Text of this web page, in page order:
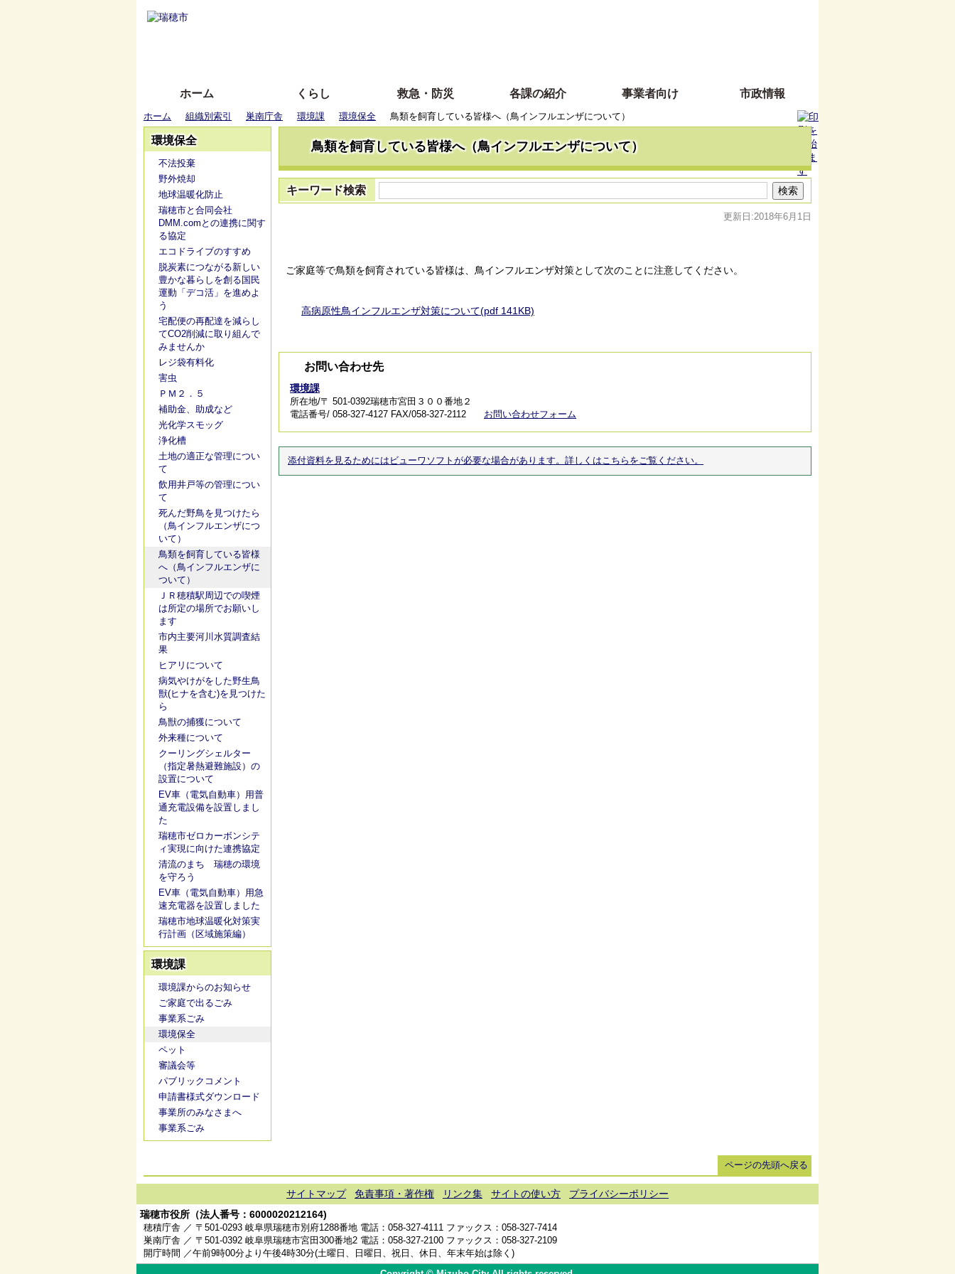
ホーム くらし 救急・防災 各課の紹介 事業者向け 市政情報
ホーム 組織別索引 巣南庁舎 環境課 環境保全 鳥類を飼育している皆様へ（鳥インフルエンザについて）
環境保全
不法投棄
野外焼却
地球温暖化防止
瑞穂市と合同会社
DMM.comとの連携に関す
る協定
エコドライブのすすめ
脱炭素につながる新しい
豊かな暮らしを創る国民
運動「デコ活」を進めよ
う
宅配便の再配達を減らし
てCO2削減に取り組んで
みませんか
レジ袋有料化
害虫
ＰＭ２．５
補助金、助成など
光化学スモッグ
浄化槽
土地の適正な管理につい
て
飲用井戸等の管理につい
て
死んだ野鳥を見つけたら
（鳥インフルエンザにつ
いて）
鳥類を飼育している皆様
へ（鳥インフルエンザに
ついて）
ＪＲ穂積駅周辺での喫煙
は所定の場所でお願いし
ます
市内主要河川水質調査結
果
ヒアリについて
病気やけがをした野生鳥
獣(ヒナを含む)を見つけた
ら
鳥獣の捕獲について
外来種について
クーリングシェルター
（指定暑熱避難施設）の
設置について
EV車（電気自動車）用普
通充電設備を設置しまし
た
瑞穂市ゼロカーボンシテ
ィ実現に向けた連携協定
清流のまち 瑞穂の環境
を守ろう
EV車（電気自動車）用急
速充電器を設置しました
瑞穂市地球温暖化対策実
行計画（区域施策編）
環境課
環境課からのお知らせ
ご家庭で出るごみ
事業系ごみ
環境保全
ペット
審議会等
パブリックコメント
申請書様式ダウンロード
事業所のみなさまへ
事業系ごみ
鳥類を飼育している皆様へ（鳥インフルエンザについて）
キーワード検索
更新日:2018年6月1日
ご家庭等で鳥類を飼育されている皆様は、鳥インフルエンザ対策として次のことに注意してください。
高病原性鳥インフルエンザ対策について(pdf 141KB)
お問い合わせ先
環境課
所在地/〒 501-0392瑞穂市宮田３００番地２
電話番号/ 058-327-4127 FAX/058-327-2112 お問い合わせフォーム
添付資料を見るためにはビューワソフトが必要な場合があります。詳しくはこちらをご覧ください。
ページの先頭へ戻る
サイトマップ 免責事項・著作権 リンク集 サイトの使い方
プライバシーポリシー
瑞穂市役所（法人番号：6000020212164)
穂積庁舎 ／ 〒501-0293 岐阜県瑞穂市別府1288番地 電話： 058-327-4111 ファックス：058-327-7414
巣南庁舎 ／ 〒501-0392 岐阜県瑞穂市宮田300番地2 電話： 058-327-2100 ファックス：058-327-2109
開庁時間 ／午前9時00分より午後4時30分(土曜日、日曜日、祝日、休日、年末年始は除く)